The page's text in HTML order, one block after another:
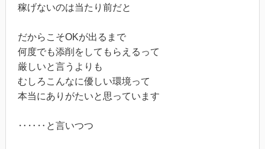
稼げないのは当たり前だと
だからこそOKが出るまで
何度でも添削をしてもらえるって
厳しいと言うよりも
むしろこんなに優しい環境って
本当にありがたいと思っています
‥‥‥と言いつつ